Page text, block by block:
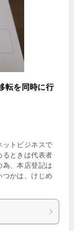
転を同時に行
ットビジネスで
るときは代表者
為、本店登記は
つかは、けじめ